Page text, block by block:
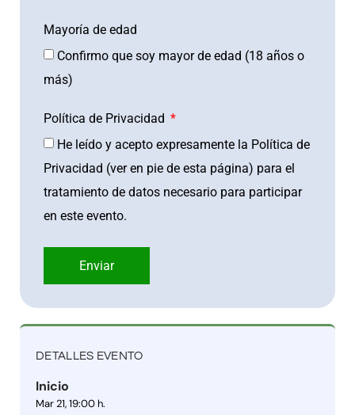
Mayoría de edad
Confirmo que soy mayor de edad (18 años o
más)
Política de Privacidad
He leído y acepto expresamente la Política de
Privacidad (ver en pie de esta página) para el
tratamiento de datos necesario para participar
en este evento.
Enviar
DETALLES EVENTO
Inicio
Mar 21, 19:00 h.